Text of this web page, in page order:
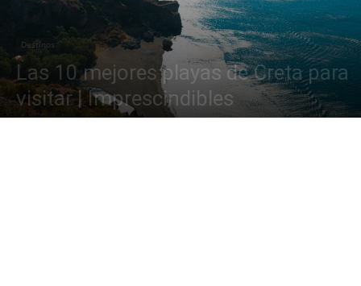
Destinos
Las 10 mejores playas de Creta para
visitar | Imprescindibles